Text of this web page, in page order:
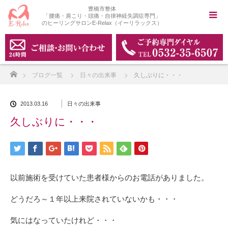
豊橋市整体
「腰痛・肩こり・頭痛・自律神経失調症専門」
のヒーリングサロンE-Relax（イーリラックス）
ブログ一覧 日々の出来事 久しぶりに・・・
2013.03.16 日々の出来事
久しぶりに・・・
以前施術を受けていた患者様からのお電話がありました。
どうだろ～１年以上来院されていないかも・・・
気にはなっていたけれど・・・